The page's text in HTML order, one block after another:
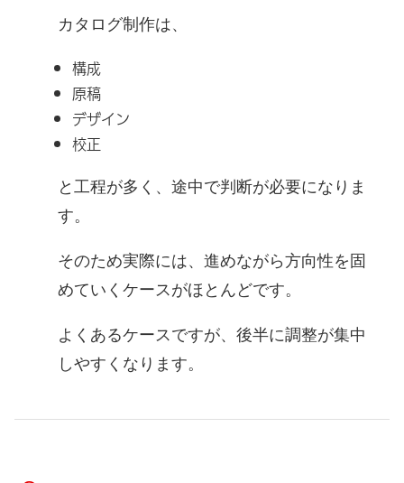
カタログ制作は、
構成
原稿
デザイン
校正
と工程が多く、途中で判断が必要になりま
す。
そのため実際には、進めながら方向性を固
めていくケースがほとんどです。
よくあるケースですが、後半に調整が集中
しやすくなります。